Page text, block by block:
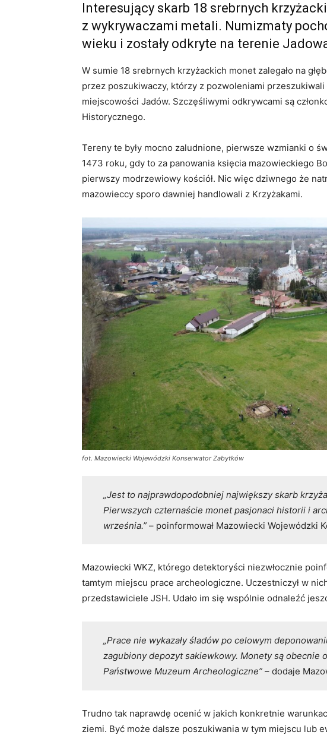
Interesujący skarb 18 srebrnych
z wykrywaczami metali. Numizmaty
wieku i zostały odkryte na terenie
W sumie 18 srebrnych krzyżackich monet zalegało na
przez poszukiwaczy, którzy z pozwoleniami przeszukiwali
miejscowości Jadów. Szczęśliwymi odkrywcami są
Historycznego.
Tereny te były mocno zaludnione, pierwsze wzmianki o
1473 roku, gdy to za panowania księcia mazowieckiego
pierwszy modrzewiowy kościół. Nic więc dziwnego że
mazowieccy sporo dawniej handlowali z Krzyżakami.
fot. Mazowiecki Wojewódzki Konserwator Zabytków
„Jest to najprawdopodobniej największy skarb
Pierwszych czternaście monet pasjonaci historii i
września.” – poinformował Mazowiecki Wojewódzki
Mazowiecki WKZ, którego detektoryści niezwłocznie
tamtym miejscu prace archeologiczne. Uczestniczył w
przedstawiciele JSH. Udało im się wspólnie odnaleźć
„Prace nie wykazały śladów po celowym
zagubiony depozyt sakiewkowy. Monety są obecnie
Państwowe Muzeum Archeologiczne”– dodaje
Trudno tak naprawdę ocenić w jakich konkretnie
ziemi. Być może dalsze poszukiwania w tym miejscu lub